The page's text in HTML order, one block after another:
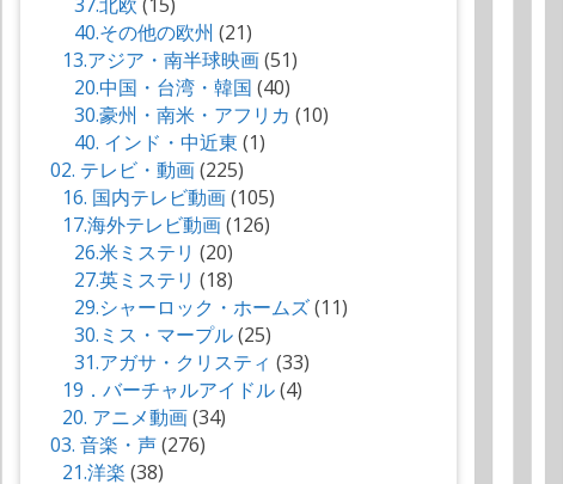
40.その他の欧州 (21)
13.アジア・南半球映画(51)
20.中国・台湾・韓国 (40)
30.豪州・南米・アフリカ (10)
40. インド・中近東 (1)
02. テレビ・動画(225)
16. 国内テレビ動画(105)
17.海外テレビ動画(126)
26.米ミステリ (20)
27.英ミステリ (18)
29.シャーロック・ホームズ(11)
30.ミス・マープル(25)
31.アガサ・クリスティ (33)
19．バーチャルアイドル(4)
20. アニメ動画(34)
03. 音楽・声(276)
21.洋楽 (38)